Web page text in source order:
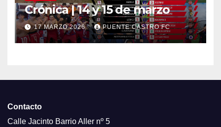
Crónica | 14 y 15 de marzo
17 MARZO 2026 PUENTE CASTRO FC
Contacto
Calle Jacinto Barrio Aller nº 5